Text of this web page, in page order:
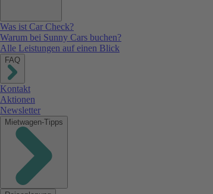
Was ist Car Check?
Warum bei Sunny Cars buchen?
Alle Leistungen auf einen Blick
FAQ
Kontakt
Aktionen
Newsletter
Mietwagen-Tipps